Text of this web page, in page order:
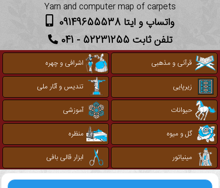
Yarn and computer map of carpets
واتساپ و ایتا 09149655538
تلفن ثابت 52231255 - 041
قرآنی و مذهبی
اشرافی و چهره
زیرپایی
تندیس و آثار ملی
حیوانات
آموزشی
گل و میوه
منظره
مینیاتور
ابزار قالی بافی